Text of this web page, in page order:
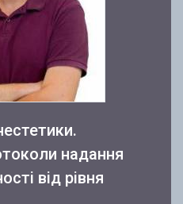
надання
від рівня